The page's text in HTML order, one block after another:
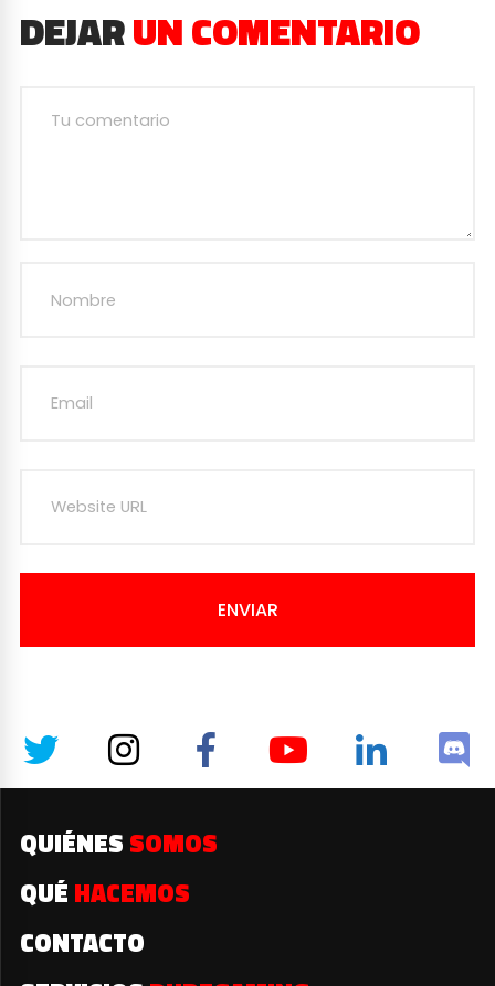
DEJARUN COMENTARIO
ENVIAR
QUIÉNES SOMOS
QUÉ HACEMOS
CONTACTO